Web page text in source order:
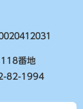
番地
82-1994